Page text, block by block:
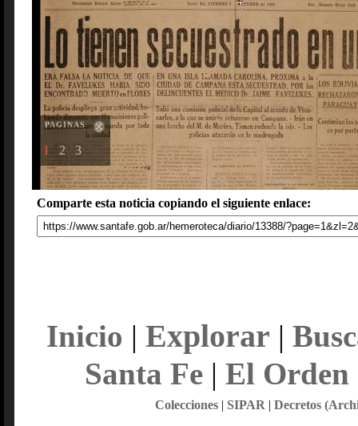
PAGINAS
1 2 3
Comparte esta noticia copiando el siguiente enlace:
Inicio | Explorar |
Santa Fe| El Orden
Colecciones| SIPAR | Decretos